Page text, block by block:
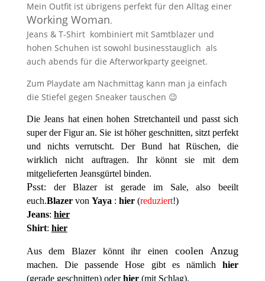
Mein Outfit ist übrigens perfekt für den Alltag einer
Working Woman.
Jeans & T-Shirt kombiniert mit Samtblazer und
hohen Schuhen ist sowohl businesstauglich als
auch abends für die Afterworkparty geeignet.
Zum Playdate am Nachmittag kann man ja einfach
die Stiefel gegen Sneaker tauschen 😉
Die Jeans hat einen hohen Stretchanteil und passt sich
super der Figur an. Sie ist höher geschnitten, sitzt perfekt
und nichts verrutscht. Der Bund hat Rüschen, die
wirklich nicht auftragen. Ihr könnt sie mit dem
mitgelieferten Jeansgürtel binden.
Psst: der Blazer ist gerade im Sale, also beeilt
euch.Blazervon Yaya : hier(reduziert!)
Jeans: hier
Shirt: hier
Aus dem Blazer könnt ihr einen coolen Anzug
machen. Die passende Hose gibt es nämlichhier
(gerade geschnitten) oderhier(mit Schlag).